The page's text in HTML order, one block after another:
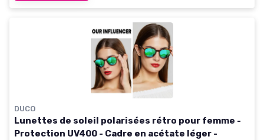
DUCO
Lunettes de soleil polarisées rétro pour femme -
Protection UV400 - Cadre en acétate léger -